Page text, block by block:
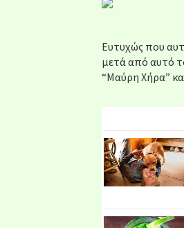
Ευτυχώς που
μετά από αυτό
“Μαύρη Χήρα”